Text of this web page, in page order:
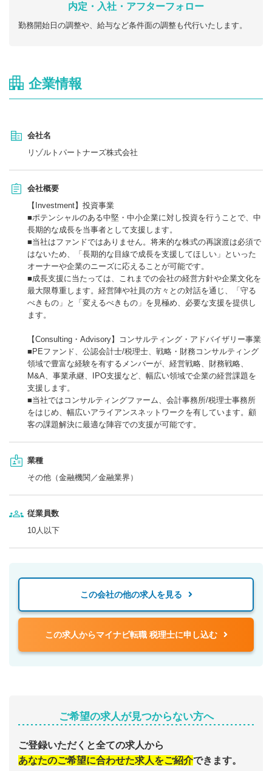
内定・入社・アフターフォロー
勤務開始日の調整や、給与など条件面の調整も代行いたします。
企業情報
会社名
リゾルトパートナーズ株式会社
会社概要
【Investment】投資事業
■ポテンシャルのある中堅・中小企業に対し投資を行うことで、中
長期的な成長を当事者として支援します。
■当社はファンドではありません。将来的な株式の再譲渡は必須で
はないため、「長期的な目線で成長を支援してほしい」といった
オーナーや企業のニーズに応えることが可能です。
■成長支援に当たっては、これまでの会社の経営方針や企業文化を
最大限尊重します。経営陣や社員の方々との対話を通じ、「守る
べきもの」と「変えるべきもの」を見極め、必要な支援を提供し
ます。
【Consulting・Advisory】コンサルティング・アドバイザリー事業
■PEファンド、公認会計士/税理士、戦略・財務コンサルティング
領域で豊富な経験を有するメンバーが、経営戦略、財務戦略、
M&A、事業承継、IPO支援など、幅広い領域で企業の経営課題を
支援します。
■当社ではコンサルティングファーム、会計事務所/税理士事務所
をはじめ、幅広いアライアンスネットワークを有しています。顧
客の課題解決に最適な陣容での支援が可能です。
業種
その他（金融機関／金融業界）
従業員数
10人以下
この会社の他の求人を見る
この求人からマイナビ転職 税理士に申し込む
ご希望の求人が見つからない方へ
ご登録いただくと全ての求人から
あなたのご希望に合わせた求人をご紹介できます。